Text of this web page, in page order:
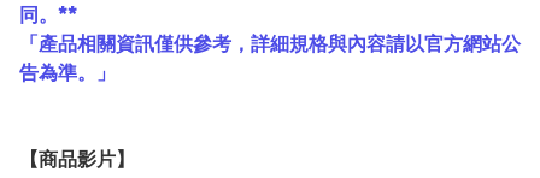
同。**
「產品相關資訊僅供參考，詳細規格與內容請以官方網站公
告為準。」
【商品影片】